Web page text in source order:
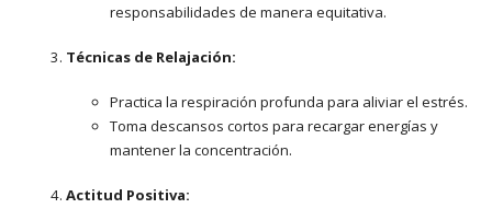
responsabilidades de manera equitativa.
Técnicas de Relajación:
Practica la respiración profunda para aliviar el estrés.
Toma descansos cortos para recargar energías y
mantener la concentración.
Actitud Positiva: